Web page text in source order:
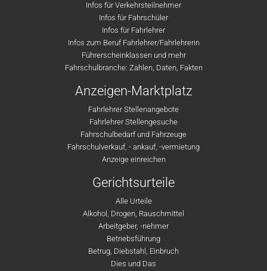
Infos für Verkehrsteilnehmer
Infos für Fahrschüler
Infos für Fahrlehrer
Infos zum Beruf Fahrlehrer/Fahrlehrerin
Führerscheinklassen und mehr
Fahrschulbranche: Zahlen, Daten, Fakten
Anzeigen-Marktplatz
Fahrlehrer Stellenangebote
Fahrlehrer Stellengesuche
Fahrschulbedarf und Fahrzeuge
Fahrschulverkauf, - ankauf, -vermietung
Anzeige einreichen
Gerichtsurteile
Alle Urteile
Alkohol, Drogen, Rauschmittel
Arbeitgeber, -nehmer
Betriebsführung
Betrug, Diebstahl, Einbruch
Dies und Das